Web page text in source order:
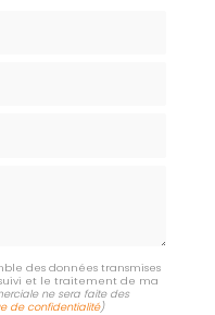
des données transmises
et le traitement de ma
ne sera faite des
de confidentialité)